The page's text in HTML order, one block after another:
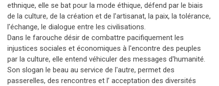
ethnique, elle se bat pour la mode éthique, défend par le biais
de la culture, de la création et de l'artisanat, la paix, la tolérance,
l'échange, le dialogue entre les civilisations.
Dans le farouche désir de combattre pacifiquement les
injustices sociales et économiques à l'encontre des peuples
par la culture, elle entend véhiculer des messages d'humanité.
Son slogan le beau au service de l'autre, permet des
passerelles, des rencontres et l’ acceptation des diversités